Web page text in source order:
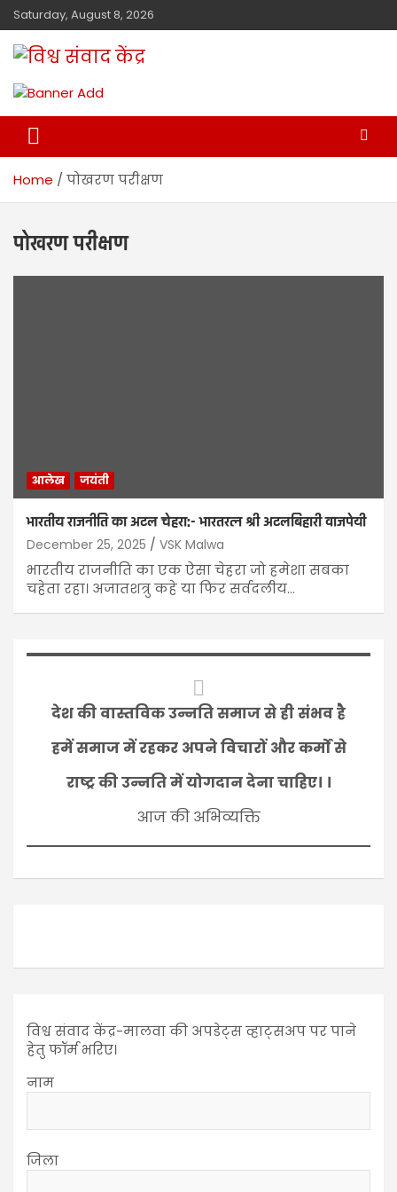
Saturday, August 8, 2026
विश्व संवाद केंद्र
Home पोखरण परीक्षण
पोखरण परीक्षण
आलेख जयंती
भारतीय राजनीति का अटल चेहरा:- भारतरत्न श्री अटलबिहारी वाजपेयी
December 25, 2025 VSK Malwa
भारतीय राजनीति का एक ऐसा चेहरा जो हमेशा सबका
चहेता रहा। अजातशत्रु कहे या फिर सर्वदलीय…
देश की वास्तविक उन्नति समाज से ही संभव है
हमें समाज में रहकर अपने विचारों और कर्मों से
राष्ट्र की उन्नति में योगदान देना चाहिए। ।
आज की अभिव्यक्ति
विश्व संवाद केंद्र-मालवा की अपडेट्स व्हाट्सअप पर पाने
हेतु फॉर्म भरिए।
नाम
जिला